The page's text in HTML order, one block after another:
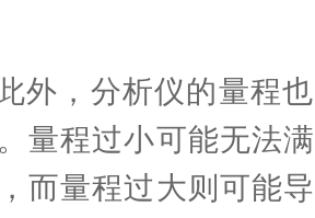
，分析仪的量程也
量程过小可能无法
而量程过大则可能